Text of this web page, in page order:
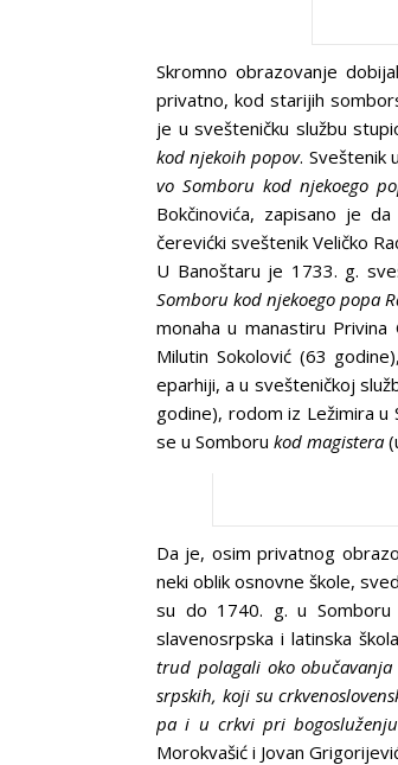
Skromno obrazovanje
privatno, kod starijih
je u svešteničku službu
kod njekoih popov. Sveštenik
vo Somboru kod njekoego
Bokčinovića, zapisano je
čerevićki sveštenik Veličko
U Banoštaru je 1733. g.
Somboru kod njekoego popa
monaha u manastiru
Milutin Sokolović (63
eparhiji, a u svešteničkoj
godine), rodom iz Ležimira u
se u Somboru kod magistera
Da je, osim privatnog
neki oblik osnovne škole,
su do 1740. g. u
slavenosrpska i latinska
trud polagali oko obučavanja
srpskih, koji su
pa i u crkvi pri
Morokvašić i Jovan